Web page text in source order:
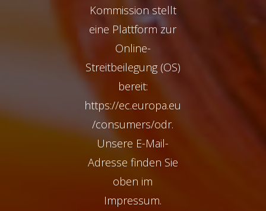
Kommission stellt
eine Plattform zur
Online-
Streitbeilegung (OS)
bereit:
https://ec.europa.eu
/consumers/odr.
Unsere E-Mail-
Adresse finden Sie
oben im
Impressum.